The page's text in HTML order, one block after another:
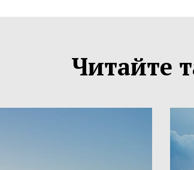
Читайте